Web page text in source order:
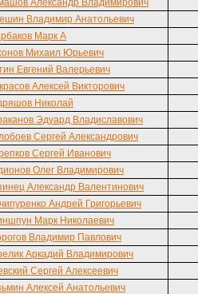
Александр Владимирович
Владимир Анатольевич
Марк А
Михаил Юрьевич
Евгений Валерьевич
Алексей Викторович
Николай
Эдуард Владиславович
Сергей Александрович
Сергей Иванович
Олег Владимирович
Александр Валентинович
Андрей Григорьевич
Марк Николаевич
Владимир Павлович
Аркадий Владимирович
Сергей Алексеевич
Алексей Анатольевич